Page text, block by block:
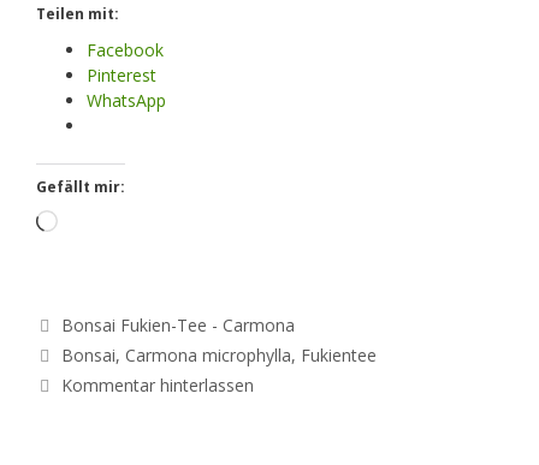
Teilen mit:
Facebook
Pinterest
WhatsApp
Gefällt mir:
Loading…
Kategorien
Bonsai Fukien-Tee - Carmona
Schlagwörter
Bonsai, Carmona microphylla, Fukientee
Kommentar hinterlassen